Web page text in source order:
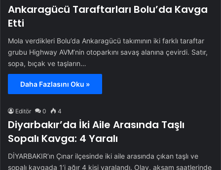
Ankaragücü Taraftarları Bolu’da Kavga
Etti
Mola verdikleri Bolu’da Ankaragücü takımının iki farklı taraftar
grubu Highway AVM’nin otoparkını savaş alanına çevirdi. Satır,
sopa, bıçak ve taşların…
Daha Fazlasını Oku »
Editör 0 4
Diyarbakır’da İki Aile Arasında Taşlı
Sopalı Kavga: 4 Yaralı
DİYARBAKIR’ın Çınar ilçesinde iki aile arasında çıkan taşlı ve
sopalı kavgada 1’i ağır 4 kişi yaralandı. Olay, akşam saatlerinde